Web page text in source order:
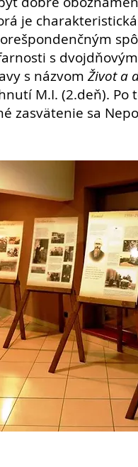
je
s
s názvom Život a
M.I. (2.deň). Po
zasvätenie sa